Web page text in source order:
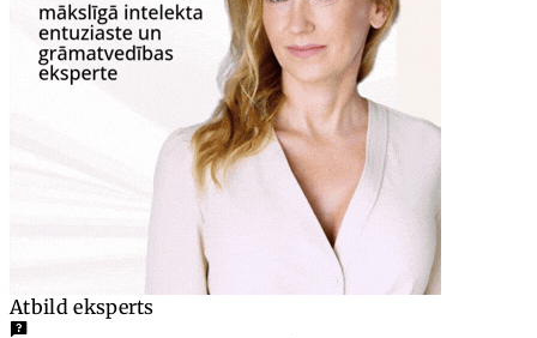
Atbild eksperts